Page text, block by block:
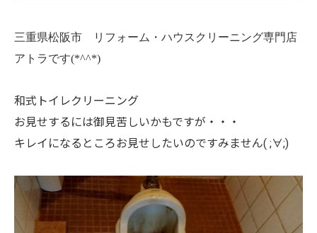
三重県松阪市 リフォーム・ハウスクリーニング専門店
アトラです(*^^*)
和式トイレクリーニング
お見せするには御見苦しいかもですが・・・
キレイになるところお見せしたいのですみません( ;∀;)